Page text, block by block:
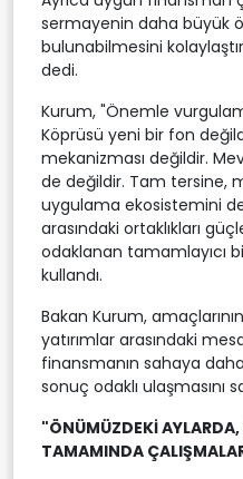
sermayenin daha büyük
bulunabilmesini
dedi.
Kurum, "Önemle
Köprüsü yeni bir fon
mekanizması değildir.
de değildir. Tam tersine,
uygulama ekosistemini
arasındaki ortaklıkları
odaklanan tamamlayıcı
kullandı.
Bakan Kurum,
yatırımlar arasındaki
finansmanın sahaya
sonuç odaklı
"ÖNÜMÜZDEKİ
TAMAMINDA